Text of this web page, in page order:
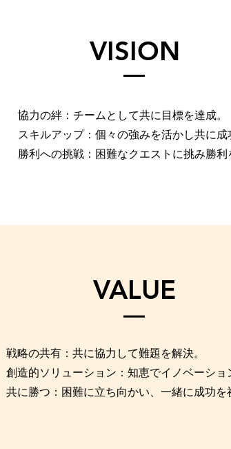
VISION
協力の絆：チームとして共に目標を達成。
スキルアップ：個々の強みを活かし共に成
勝利への挑戦：困難なクエストに挑み勝利
VALUE
戦略の共有：共に協力して難題を解決。
創造的ソリューション：知恵でイノベーショ
共に勝つ：困難に立ち向かい、一緒に成功を